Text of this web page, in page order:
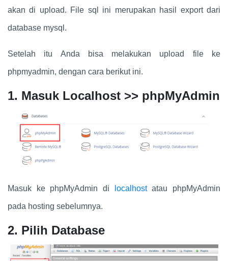
akan di upload. File sql ini merupakan hasil export dari
database mysql.
Setelah itu Anda bisa melakukan upload file ke
phpmyadmin, dengan cara berikut ini.
1. Masuk Localhost >> phpMyAdmin
Masuk ke phpMyAdmin di localhostatau phpMyAdmin
pada hosting sebelumnya.
2. Pilih Database